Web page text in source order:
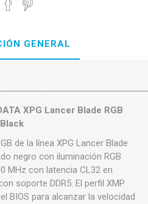
GENERAL
XPG Lancer Blade RGB
Black
de la línea XPG Lancer Blade
negro con iluminación RGB
MHz con latencia CL32 en
soporte DDR5. El perfil XMP
BIOS para alcanzar la velocidad